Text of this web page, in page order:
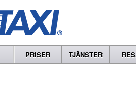
PRISER TJÄNSTER